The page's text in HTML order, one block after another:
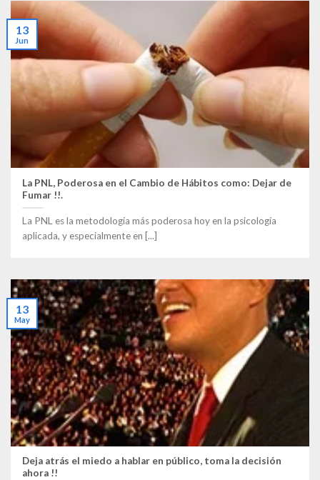
La PNL, Poderosa en el Cambio de Hábitos como: Dejar de
Fumar !!.
La PNL es la metodología más poderosa hoy en la psicología
aplicada, y especialmente en [...]
13
Jun
Deja atrás el miedo a hablar en público, toma la decisión
ahora !!
13
May